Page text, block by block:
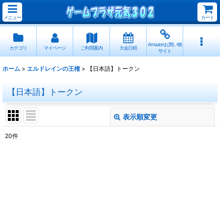
メニュー カート
カテゴリ マイページ ご利用案内 大会日程
Amazonお買い物
サイト
ホーム > エルドレインの王権 > 【日本語】トークン
【日本語】トークン
表示順変更
20件